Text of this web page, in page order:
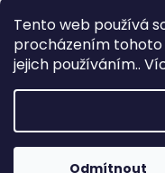
Tento web používá
procházením tohoto
jejich používáním..
Odmítnout
Copyright 2026
Zadejte svůj e-mail
slevový kód.
Zásady